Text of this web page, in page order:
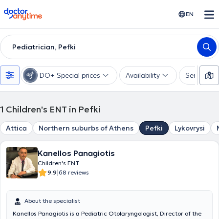
doctoranytime EN
Pediatrician, Pefki
DO+ Special prices Availability Services
1 Children's ENT in Pefki
Attica Northern suburbs of Athens Pefki Lykovrysi
Kanellos Panagiotis
Children's ENT
9.9|68 reviews
About the specialist
Kanellos Panagiotis is a Pediatric Otolaryngologist, Director of the